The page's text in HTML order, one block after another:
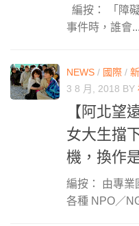
編按： 「障
事件時，誰會...
NEWS / 國際 /
3 8 月, 2018 BY
【阿北望
女大生擋
機，換作
編按： 由專業
各種 NPO／